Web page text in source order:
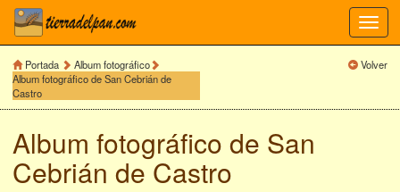
Portada
Album fotográfico
Album fotográfico de San Cebrián de
Castro
Volver
Album fotográfico de San
Cebrián de Castro